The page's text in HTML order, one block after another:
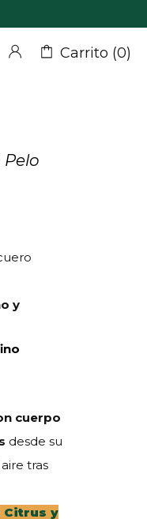
Carrito (0)
y
cuerpo
desde su
tras
Citrus y